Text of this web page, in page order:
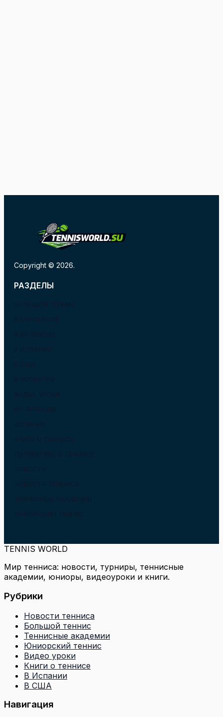
Copyright © 2026.
РАЗДЕЛЫ
TENNIS WORLD
Мир тенниса: новости, турниры, теннисные
академии, юниоры, видеоуроки и книги.
Рубрики
Новости тенниса
Большой теннис
Теннисные академии
Юниорский теннис
Видео уроки
Книги о теннисе
В Испании
В США
Навигация